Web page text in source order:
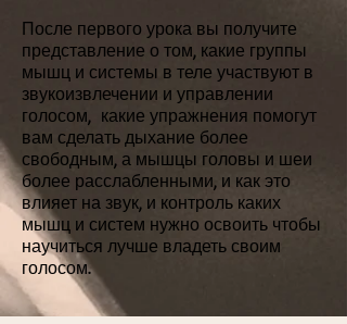
После первого урока вы получите
представление о том, какие группы
мышц и системы в теле участвуют в
звукоизвлечении и управлении
голосом, какие упражнения помогут
вам сделать дыхание более
свободным, а мышцы головы и шеи
более расслабленными, и как это
влияет на звук, и контроль каких
мышц и систем нужно освоить чтобы
научиться лучше владеть своим
голосом.